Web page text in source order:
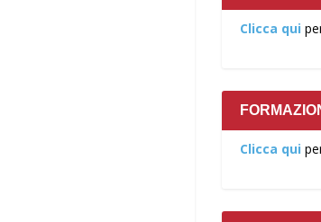
Clicca qui
Clicca qui